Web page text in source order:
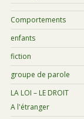
Comportements
enfants
fiction
groupe de parole
LA LOI – LE DROIT
A l'étranger